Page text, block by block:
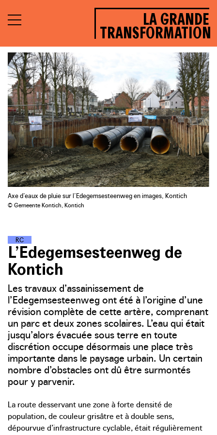
LA GRANDE
TRANSFORMATION
Axe d’eaux de pluie sur l’Edegemsesteenweg en images, Kontich
© Gemeente Kontich, Kontich
RU
E
S
P
O
U
R
L
E
C
L’Edegemsesteenweg de
Kontich
Les travaux d’assainissement de
l’Edegemsesteenweg ont été à l’origine d’une
révision complète de cette artère, comprenant
un parc et deux zones scolaires. L’eau qui était
jusqu’alors évacuée sous terre en toute
discrétion occupe désormais une place très
importante dans le paysage urbain. Un certain
nombre d’obstacles ont dû être surmontés
pour y parvenir.
La route desservant une zone à forte densité de
population, de couleur grisâtre et à double sens,
dépourvue d’infrastructure cyclable, était régulièrement